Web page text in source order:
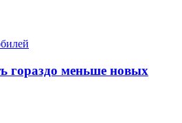
гораздо меньше новых